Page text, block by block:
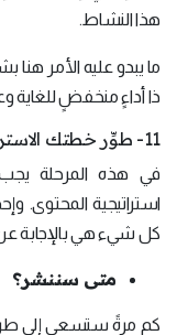
هذا النشاط.
ما يبدو عليه الأمر
ذا أداءٍ منخفضٍ للغاية
11- طوِّر خطتك الاستراتيجية:
في هذه المرحلة
استراتيجية
كل شيء هي بالإجابة عن
متى سننشر؟
كم مرةً ستسعى إلى